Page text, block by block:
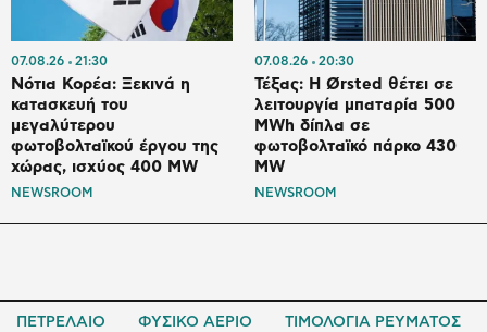
07.08.26 21:30
Νότια Κορέα: Ξεκινά η
κατασκευή του
μεγαλύτερου
φωτοβολταϊκού έργου της
χώρας, ισχύος 400 MW
NEWSROOM
07.08.26 20:30
Τέξας: Η Ørsted θέτει σε
λειτουργία μπαταρία 500
MWh δίπλα σε
φωτοβολταϊκό πάρκο 430
MW
NEWSROOM
ΠΕΤΡΕΛΑΙΟ ΦΥΣΙΚΟ ΑΕΡΙΟ ΤΙΜΟΛΟΓΙΑ ΡΕΥΜΑΤΟΣ